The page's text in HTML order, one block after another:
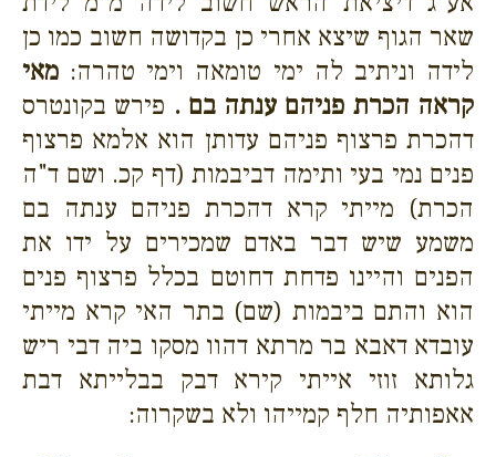
שאר הגוף שיצא אחרי כן בקדושה חשוב כמו כן
לידה וניתיב לה ימי טומאה וימי טהרה: מאי
קראה הכרת פניהם ענתה בם . פירש בקונטרס
דהכרת פרצוף פניהם עדותן הוא אלמא פרצוף
פנים נמי בעי ותימה דביבמות (דף קכ. ושם ד"ה
הכרת) מייתי קרא דהכרת פניהם ענתה בם
משמע שיש דבר באדם שמכירים על ידו את
הפנים והיינו פדחת דחוטם בכלל פרצוף פנים
הוא והתם ביבמות (שם) בתר האי קרא מייתי
עובדא דאבא בר מרתא דהוו מסקו ביה דבי ריש
גלותא זוזי אייתי קירא דבק בבלייתא דבת
אאפותיה חלף קמייהו ולא בשקרוה: